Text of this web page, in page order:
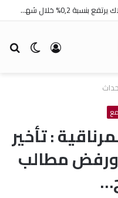
معهد الإحصاء: مؤشر أسعار الاستهلاك يرتفع بنسبة 0,2% خلال شهر جويلية 2026
الوضع تسجيل
: تأخير
ورفض مطالب